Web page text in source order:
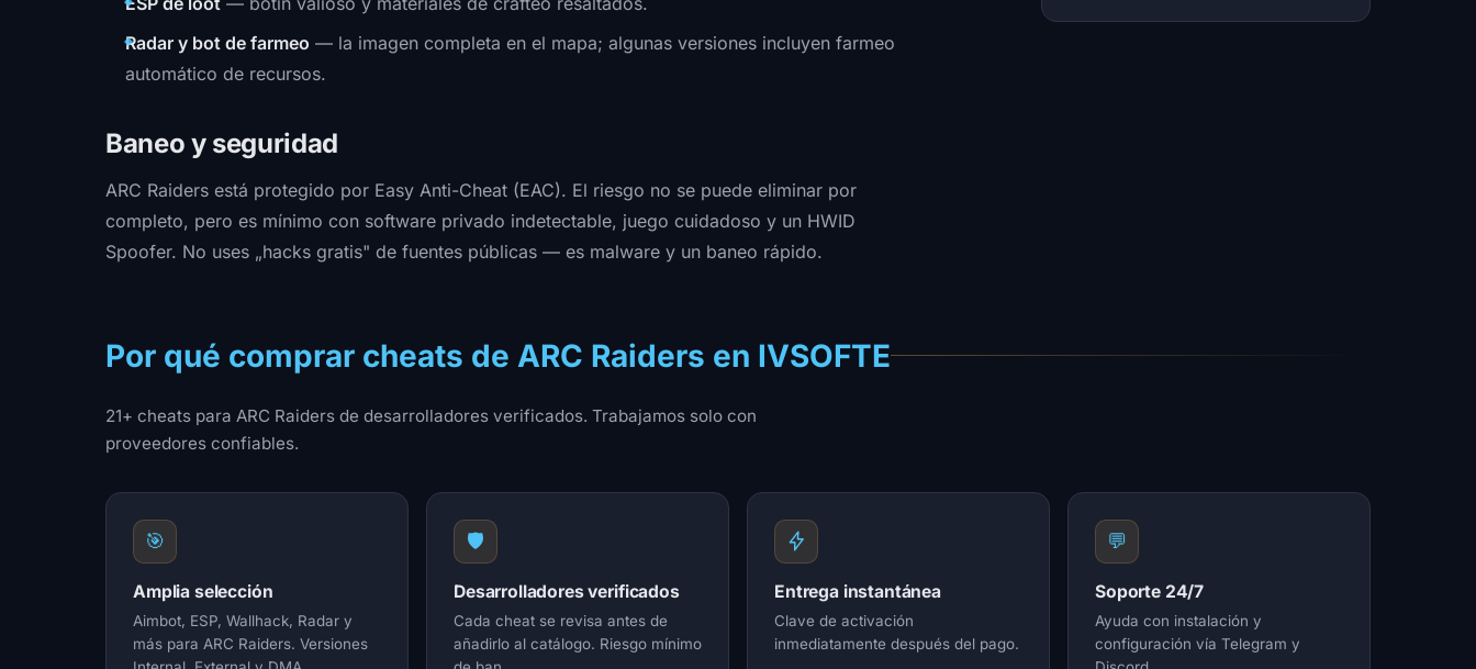
Radar y bot de farmeo — la imagen completa en el mapa; algunas versiones incluyen farmeo
automático de recursos.
Baneo y seguridad
ARC Raiders está protegido por Easy Anti-Cheat (EAC). El riesgo no se puede eliminar por
completo, pero es mínimo con software privado indetectable, juego cuidadoso y un HWID
Spoofer. No uses „hacks gratis" de fuentes públicas — es malware y un baneo rápido.
Por qué comprar cheats de ARC Raiders en IVSOFTE
21+ cheats para ARC Raiders de desarrolladores verificados. Trabajamos solo con
proveedores confiables.
🎯
Amplia selección
Aimbot, ESP, Wallhack, Radar y
más para ARC Raiders. Versiones
🛡️
Desarrolladores verificados
Cada cheat se revisa antes de
añadirlo al catálogo. Riesgo mínimo
Entrega instantánea
Clave de activación
inmediatamente después del pago.
💬
Soporte 24/7
Ayuda con instalación y
configuración vía Telegram y